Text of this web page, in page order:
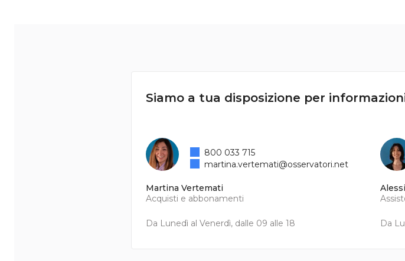
Siamo a tua disposizione per
Martina Vertemati
Acquisti e abbonamenti
Da Lunedì al Venerdì, dalle 09 alle 18
800 033 715
martina.vertemati@osservatori.net
Da